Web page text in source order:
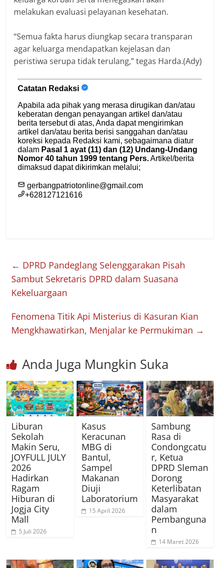
melakukan evaluasi pelayanan kesehatan.
“Semua fakta harus diungkap secara transparan
agar keluarga mendapatkan kejelasan dan
peristiwa serupa tidak terulang,” tegas Harda.(Ady)
← DPRD Pandeglang Selenggarakan Pisah
Sambut Sekretaris DPRD dalam Suasana
Kekeluargaan
Fenomena Titik Api Misterius di Kasuran Kian
Mengkhawatirkan, Menjalar ke Permukiman →
Anda Juga Mungkin Suka
Liburan
Sekolah
Makin Seru,
JOYFULL JULY
2026
Hadirkan
Ragam
Hiburan di
Jogja City
Mall
5 Juli 2026
Kasus
Keracunan
MBG di
Bantul,
Sampel
Makanan
Diuji
Laboratorium
15 April 2026
Sambung
Rasa di
Condongcatu
r, Ketua
DPRD Sleman
Dorong
Keterlibatan
Masyarakat
dalam
Pembanguna
n
14 Maret 2026